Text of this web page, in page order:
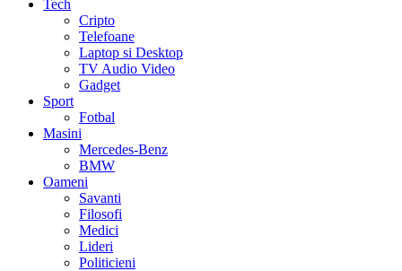
Tech
Cripto
Telefoane
Laptop si Desktop
TV Audio Video
Gadget
Sport
Fotbal
Masini
Mercedes-Benz
BMW
Oameni
Savanti
Filosofi
Medici
Lideri
Politicieni